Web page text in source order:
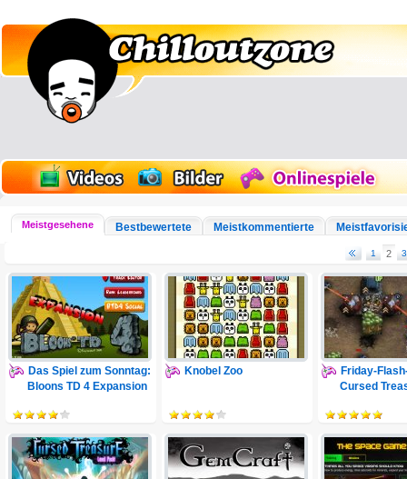
Meistgesehene Bestbewertete Meistkommentierte
1 2 3
Das Spiel zum Sonntag:
Bloons TD 4 Expansion
Knobel Zoo
Friday-
Cursed